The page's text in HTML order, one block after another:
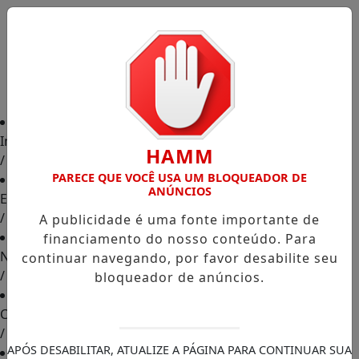
Início
/
Edições
/
Notícias
/
Contato
/
HAMM
PARECE QUE VOCÊ USA UM BLOQUEADOR DE
ANÚNCIOS
A publicidade é uma fonte importante de
financiamento do nosso conteúdo. Para
continuar navegando, por favor desabilite seu
bloqueador de anúncios.
APÓS DESABILITAR, ATUALIZE A PÁGINA PARA CONTINUAR SUA